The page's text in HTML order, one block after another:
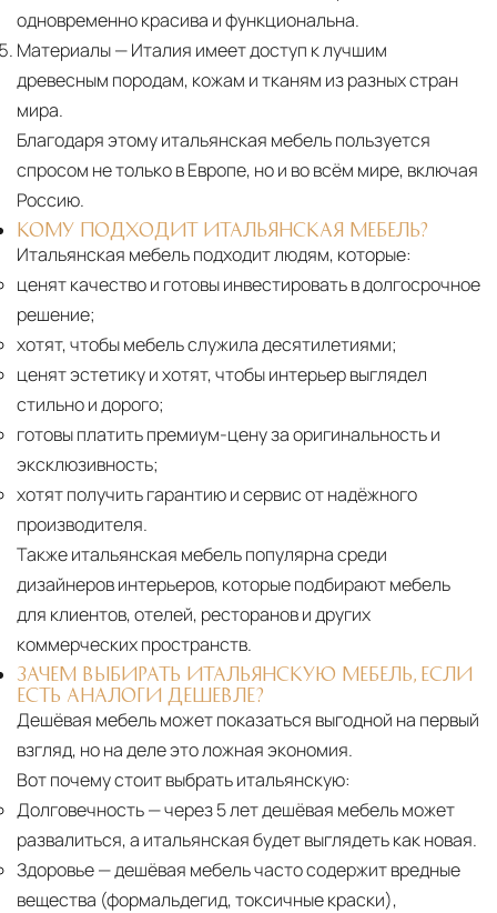
одновременно красива и функциональна.
Материалы— Италия имеет доступ к лучшим
древесным породам, кожам и тканям из разных стран
мира.
Благодаря этому итальянская мебель пользуется
спросом не только в Европе, но и во всём мире, включая
Россию.
КОМУ ПОДХОДИТ ИТАЛЬЯНСКАЯ МЕБЕЛЬ?
Итальянская мебель подходит людям, которые:
ценят качество и готовы инвестировать в долгосрочное
решение;
хотят, чтобы мебель служила десятилетиями;
ценят эстетику и хотят, чтобы интерьер выглядел
стильно и дорого;
готовы платить премиум-цену за оригинальность и
эксклюзивность;
хотят получить гарантию и сервис от надёжного
производителя.
Также итальянская мебель популярна среди
дизайнеров интерьеров, которые подбирают мебель
для клиентов, отелей, ресторанов и других
коммерческих пространств.
ЗАЧЕМ ВЫБИРАТЬ ИТАЛЬЯНСКУЮ МЕБЕЛЬ, ЕСЛИ
ЕСТЬ АНАЛОГИ ДЕШЕВЛЕ?
Дешёвая мебель может показаться выгодной на первый
взгляд, но на деле это ложная экономия.
Вот почему стоит выбрать итальянскую:
Долговечность— через 5 лет дешёвая мебель может
развалиться, а итальянская будет выглядеть как новая.
Здоровье— дешёвая мебель часто содержит вредные
вещества (формальдегид, токсичные краски),